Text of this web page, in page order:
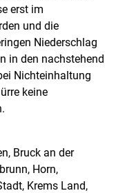
erst im
und die
Niederschlag
in den nachstehend
Nichteinhaltung
keine
Bruck an der
Horn,
Krems Land,